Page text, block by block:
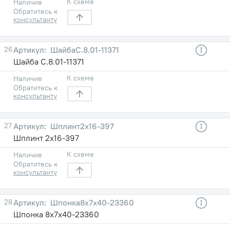
Наличие
Обратитесь к
консультанту
26
ШайбаС.8.01-11371
Шайба С.8.01-11371
Наличие
Обратитесь к
консультанту
К схеме
27
Шплинт2х16-397
Шплинт 2х16-397
Наличие
Обратитесь к
консультанту
К схеме
28
Шпонка8х7х40-23360
Шпонка 8х7х40-23360